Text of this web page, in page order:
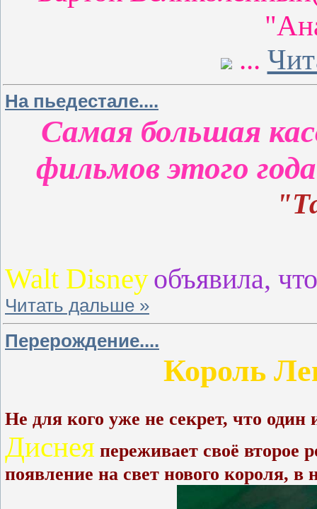
...
На пьедестале....
Самая большая
фильмов этого
Walt Disneyобъявила,
Читать дальше »
Перерождение....
Король
Не для кого уже не секрет, что
Диснея переживает своё
появление на свет нового короля, в